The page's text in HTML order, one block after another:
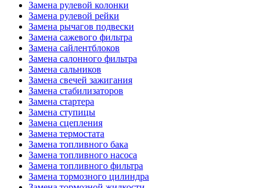
Замена рулевой колонки
Замена рулевой рейки
Замена рычагов подвески
Замена сажевого фильтра
Замена сайлентблоков
Замена салонного фильтра
Замена сальников
Замена свечей зажигания
Замена стабилизаторов
Замена стартера
Замена ступицы
Замена сцепления
Замена термостата
Замена топливного бака
Замена топливного насоса
Замена топливного фильтра
Замена тормозного цилиндра